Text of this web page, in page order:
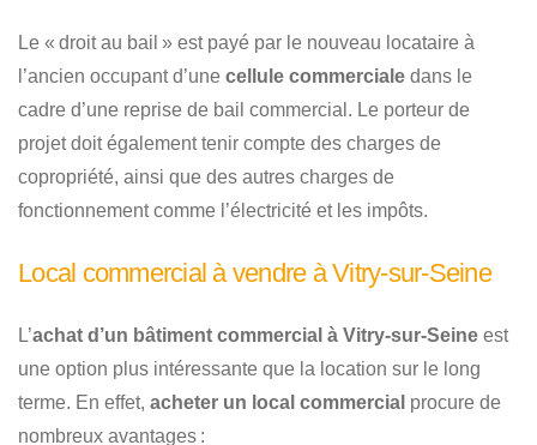
Le « droit au bail » est payé par le nouveau locataire à
l’ancien occupant d’une cellule commerciale dans le
cadre d’une reprise de bail commercial. Le porteur de
projet doit également tenir compte des charges de
copropriété, ainsi que des autres charges de
fonctionnement comme l’électricité et les impôts.
Local commercial à vendre à Vitry-sur-Seine
L’achat d’un bâtiment commercial à Vitry-sur-Seine est
une option plus intéressante que la location sur le long
terme. En effet, acheter un local commercial procure de
nombreux avantages :